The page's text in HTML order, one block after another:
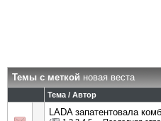
Темы с меткойновая веста
Тема / Автор
LADA запатентовала